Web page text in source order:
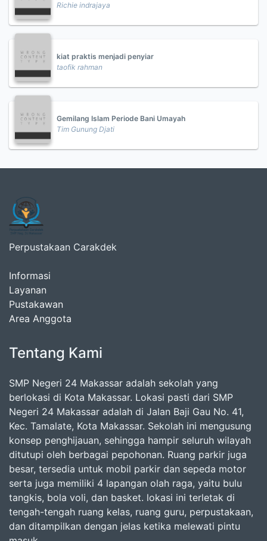
Richie indrajaya
kiat praktis menjadi penyiar
taofik rahman
Gemilang Islam Periode Bani Umayah
Tim Gunung Djati
Perpustakaan Carakdek
Informasi
Layanan
Pustakawan
Area Anggota
Tentang Kami
SMP Negeri 24 Makassar adalah sekolah yang
berlokasi di Kota Makassar. Lokasi pasti dari SMP
Negeri 24 Makassar adalah di Jalan Baji Gau No. 41,
Kec. Tamalate, Kota Makassar. Sekolah ini mengusung
konsep penghijauan, sehingga hampir seluruh wilayah
ditutupi oleh berbagai pepohonan. Ruang parkir juga
besar, tersedia untuk mobil parkir dan sepeda motor
serta juga memiliki 4 lapangan olah raga, yaitu bulu
tangkis, bola voli, dan basket. lokasi ini terletak di
tengah-tengah ruang kelas, ruang guru, perpustakaan,
dan ditampilkan dengan jelas ketika melewati pintu